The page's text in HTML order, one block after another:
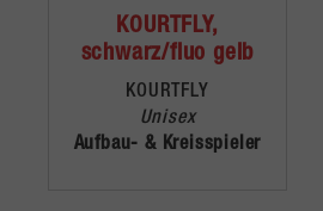
KOURTFLY,
schwarz/fluo gelb
KOURTFLY
Unisex
Aufbau- & Kreisspieler